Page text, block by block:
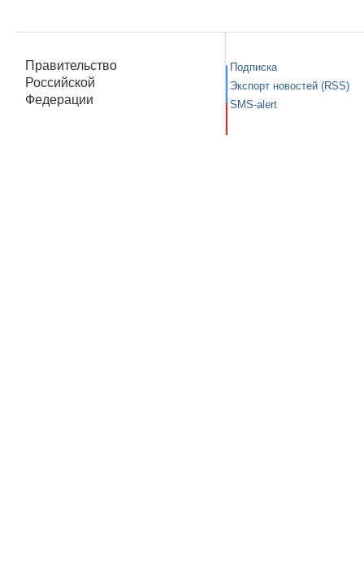
Правительство
Российской
Федерации
Подписка
Экспорт новостей (RSS)
SMS-alert